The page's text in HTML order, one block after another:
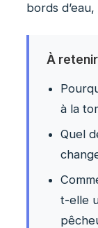
bords d’eau,
À retenir
à la
Quel
t-elle